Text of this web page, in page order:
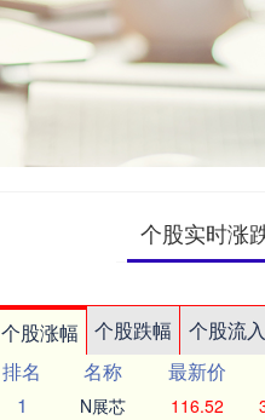
个股实时涨
个股涨幅 个股跌幅 个股流入
排名
名称 最新价
1
N展芯 116.52